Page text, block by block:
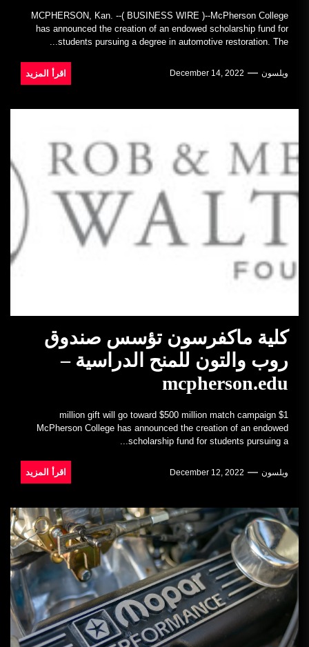
MCPHERSON, Kan. --( BUSINESS WIRE )--McPherson College
has announced the creation of an endowed scholarship fund for
students pursuing a degree in automotive restoration. The...
ويلسون December 14, 2022 اقرأ المزيد
كلية ماكفرسون تؤسس صندوق
روب والتون للمنح الدراسية –
mcpherson.edu
$1 million gift will go toward $500 million match campaign
McPherson College has announced the creation of an endowed
scholarship fund for students pursuing a...
ويلسون December 12, 2022 اقرأ المزيد